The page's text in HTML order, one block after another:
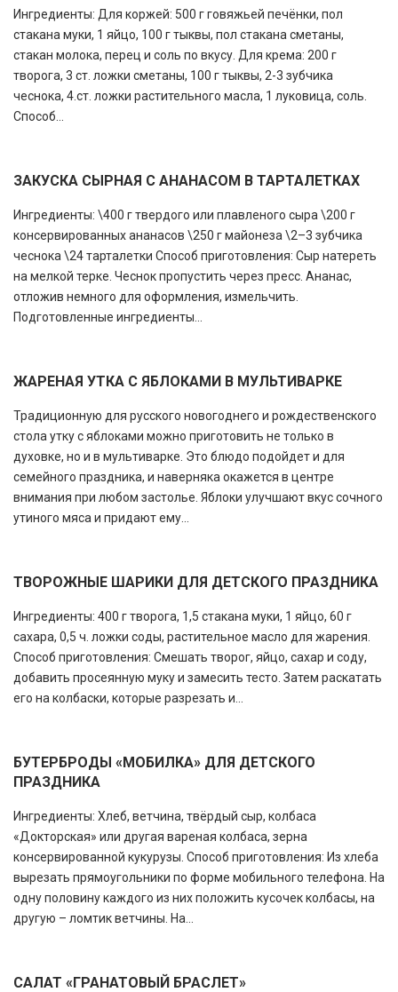
Ингредиенты: Для коржей: 500 г говяжьей печёнки, пол
стакана муки, 1 яйцо, 100 г тыквы, пол стакана сметаны,
стакан молока, перец и соль по вкусу. Для крема: 200 г
творога, 3 ст. ложки сметаны, 100 г тыквы, 2-3 зубчика
чеснока, 4.ст. ложки растительного масла, 1 луковица, соль.
Способ...
ЗАКУСКА СЫРНАЯ С АНАНАСОМ В ТАРТАЛЕТКАХ
Ингредиенты: \400 г твердого или плавленого сыра \200 г
консервированных ананасов \250 г майонеза \2–3 зубчика
чеснока \24 тарталетки Способ приготовления: Сыр натереть
на мелкой терке. Чеснок пропустить через пресс. Ананас,
отложив немного для оформления, измельчить.
Подготовленные ингредиенты...
ЖАРЕНАЯ УТКА С ЯБЛОКАМИ В МУЛЬТИВАРКЕ
Традиционную для русского новогоднего и рождественского
стола утку с яблоками можно приготовить не только в
духовке, но и в мультиварке. Это блюдо подойдет и для
семейного праздника, и наверняка окажется в центре
внимания при любом застолье. Яблоки улучшают вкус сочного
утиного мяса и придают ему...
ТВОРОЖНЫЕ ШАРИКИ ДЛЯ ДЕТСКОГО ПРАЗДНИКА
Ингредиенты: 400 г творога, 1,5 стакана муки, 1 яйцо, 60 г
сахара, 0,5 ч. ложки соды, растительное масло для жарения.
Способ приготовления: Смешать творог, яйцо, сахар и соду,
добавить просеянную муку и замесить тесто. Затем раскатать
его на колбаски, которые разрезать и...
БУТЕРБРОДЫ «МОБИЛКА» ДЛЯ ДЕТСКОГО
ПРАЗДНИКА
Ингредиенты: Хлеб, ветчина, твёрдый сыр, колбаса
«Докторская» или другая вареная колбаса, зерна
консервированной кукурузы. Способ приготовления: Из хлеба
вырезать прямоугольники по форме мобильного телефона. На
одну половину каждого из них положить кусочек колбасы, на
другую – ломтик ветчины. На...
САЛАТ «ГРАНАТОВЫЙ БРАСЛЕТ»